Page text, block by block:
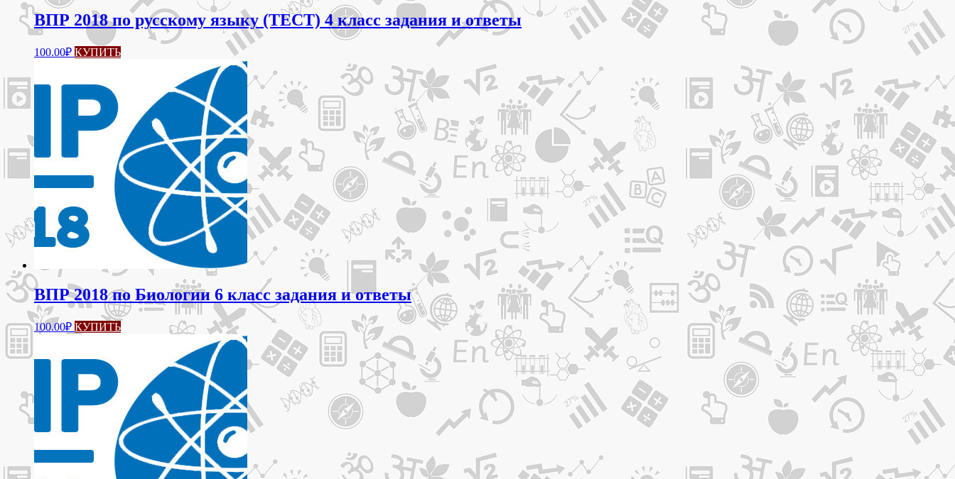
ВПР 2018 по русскому языку (ТЕСТ) 4 класс задания и ответы
100.00₽ КУПИТЬ
ВПР 2018 по Биологии 6 класс задания и ответы
100.00₽ КУПИТЬ